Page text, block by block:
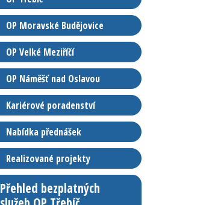
OP Moravské Budějovice
OP Velké Meziříčí
OP Náměšť nad Oslavou
Kariérové poradenství
Nabídka přednášek
Realizované projekty
Přehled bezplatných